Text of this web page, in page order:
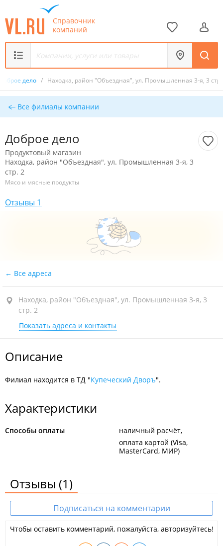
Справочник
компаний
Доброе дело / Находка, район "Объездная", ул. Промышленная 3-я, 3 стр.
Все филиалы компании
Доброе дело
Продуктовый магазин
Находка, район "Объездная", ул. Промышленная 3-я, 3
стр. 2
Мясо и мясные продукты
Отзывы 1
Все адреса
Находка, район "Объездная", ул. Промышленная 3-я, 3
стр. 2
Показать адреса и контакты
Описание
Филиал находится в ТД "Купеческий Дворъ".
Характеристики
Способы оплаты
наличный расчёт
оплата картой (Visa,
MasterCard, МИР)
Отзывы (1)
Подписаться на комментарии
Чтобы оставить комментарий, пожалуйста, авторизуйтесь!